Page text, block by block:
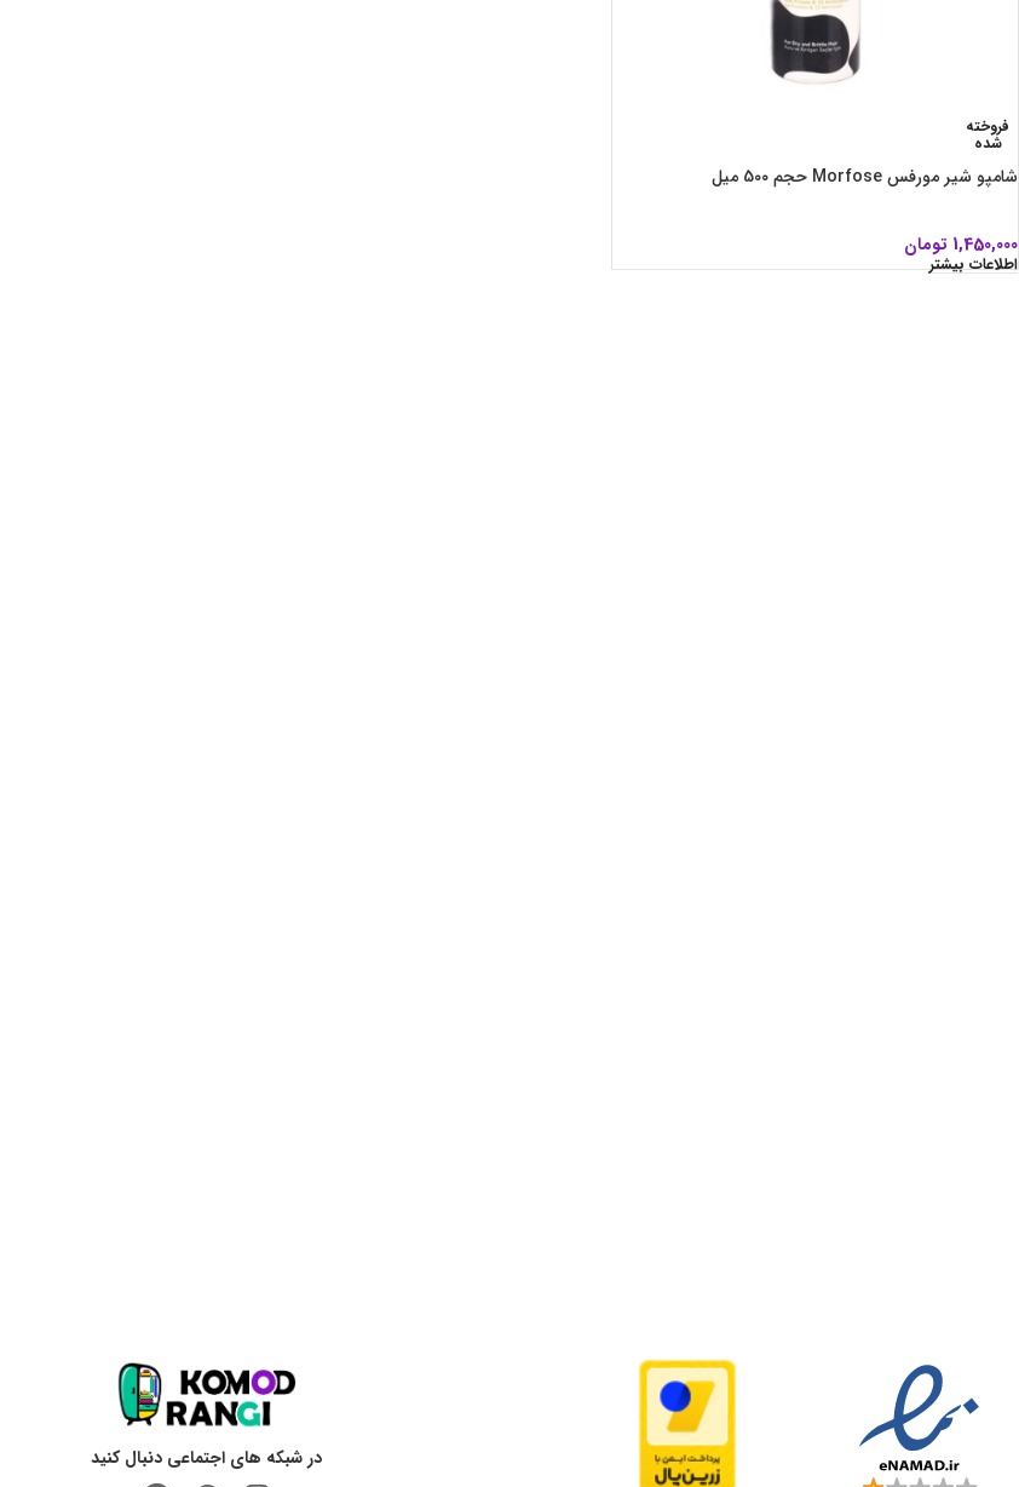
فروخته
شده
شامپو شیر مورفس Morfose حجم 5۰۰ میل
1,450,000 تومان
اطلاعات بیشتر
در شبکه های اجتماعی دنبال کنید